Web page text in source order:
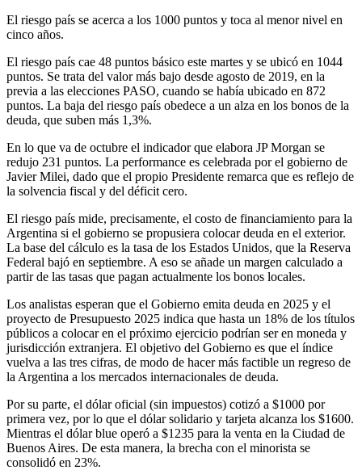
El riesgo país se acerca a los 1000 puntos y toca al menor nivel en
cinco años.
El riesgo país cae 48 puntos básico este martes y se ubicó en 1044
puntos. Se trata del valor más bajo desde agosto de 2019, en la
previa a las elecciones PASO, cuando se había ubicado en 872
puntos. La baja del riesgo país obedece a un alza en los bonos de la
deuda, que suben más 1,3%.
En lo que va de octubre el indicador que elabora JP Morgan se
redujo 231 puntos. La performance es celebrada por el gobierno de
Javier Milei, dado que el propio Presidente remarca que es reflejo de
la solvencia fiscal y del déficit cero.
El riesgo país mide, precisamente, el costo de financiamiento para la
Argentina si el gobierno se propusiera colocar deuda en el exterior.
La base del cálculo es la tasa de los Estados Unidos, que la Reserva
Federal bajó en septiembre. A eso se añade un margen calculado a
partir de las tasas que pagan actualmente los bonos locales.
Los analistas esperan que el Gobierno emita deuda en 2025 y el
proyecto de Presupuesto 2025 indica que hasta un 18% de los títulos
públicos a colocar en el próximo ejercicio podrían ser en moneda y
jurisdicción extranjera. El objetivo del Gobierno es que el índice
vuelva a las tres cifras, de modo de hacer más factible un regreso de
la Argentina a los mercados internacionales de deuda.
Por su parte, el dólar oficial (sin impuestos) cotizó a $1000 por
primera vez, por lo que el dólar solidario y tarjeta alcanza los $1600.
Mientras el dólar blue operó a $1235 para la venta en la Ciudad de
Buenos Aires. De esta manera, la brecha con el minorista se
consolidó en 23%.